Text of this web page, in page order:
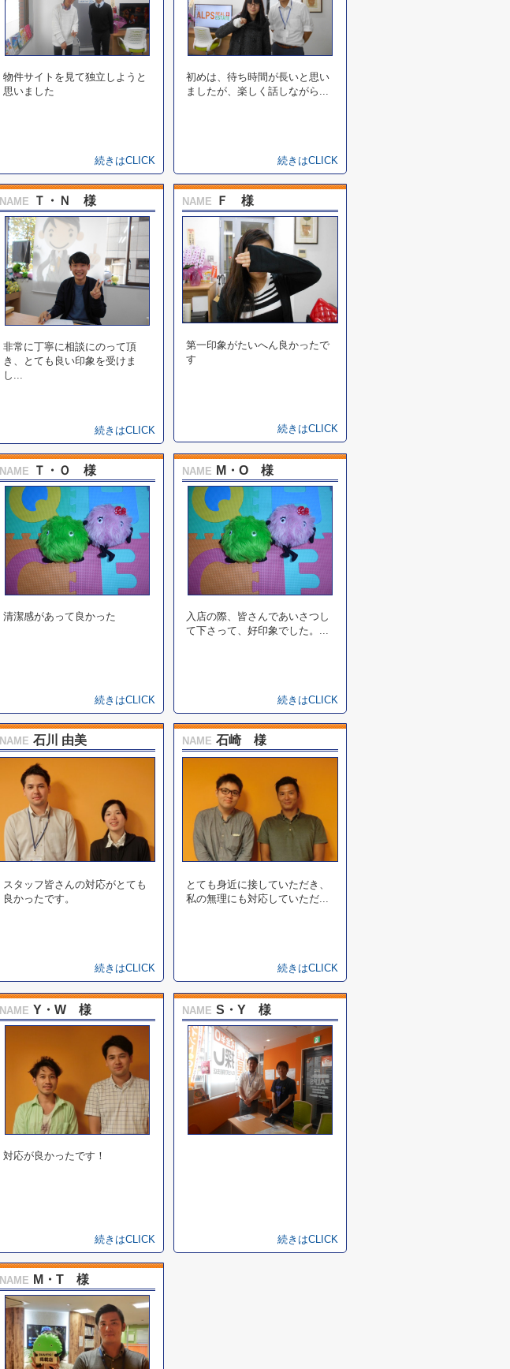
物件サイトを見て独立しようと
思いました
続きはCLICK
初めは、待ち時間が長いと思い
ましたが、楽しく話しながら...
続きはCLICK
NAME Ｔ・Ｎ 様
非常に丁寧に相談にのって頂
き、とても良い印象を受けま
し...
続きはCLICK
NAME Ｆ 様
第一印象がたいへん良かったで
す
続きはCLICK
NAME Ｔ・Ｏ 様
清潔感があって良かった
続きはCLICK
NAME M・O 様
入店の際、皆さんであいさつし
て下さって、好印象でした。...
続きはCLICK
NAME 石川 由美
スタッフ皆さんの対応がとても
良かったです。
続きはCLICK
NAME 石崎 様
とても身近に接していただき、
私の無理にも対応していただ...
続きはCLICK
NAME Y・W 様
対応が良かったです！
続きはCLICK
NAME S・Y 様
続きはCLICK
NAME M・T 様